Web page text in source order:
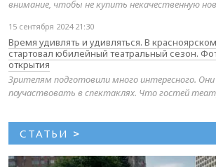
внимание, чтобы не купить некачественную
15 сентября 2024 21:30
Время удивлять и удивляться. В
стартовал юбилейный театральный сезон.
открытия
Зрителям подготовили много интересного.
поучаствовать в спектаклях. Что гостей
СТАТЬИ >